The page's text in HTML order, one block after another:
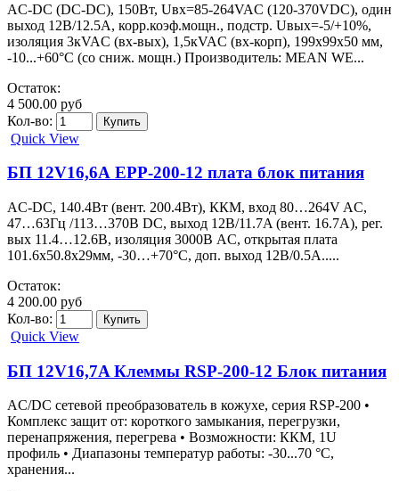
AC-DC (DC-DC), 150Вт, Uвх=85-264VAC (120-370VDC), один
выход 12В/12.5А, корр.коэф.мощн., подстр. Uвых=-5/+10%,
изоляция 3кVAC (вх-вых), 1,5кVAC (вх-корп), 199х99х50 мм,
-10...+60°С (со сниж. мощн.) Производитель: MEAN WE...
Остаток:
4 500.00 руб
Кол-во:
Quick View
БП 12V16,6А EPP-200-12 плата блок питания
AC-DC, 140.4Вт (вент. 200.4Вт), ККМ, вход 80…264V AC,
47…63Гц /113…370В DC, выход 12В/11.7A (вент. 16.7А), рег.
вых 11.4…12.6В, изоляция 3000В AC, открытая плата
101.6х50.8х29мм, -30…+70°С, доп. выход 12В/0.5А.....
Остаток:
4 200.00 руб
Кол-во:
Quick View
БП 12V16,7A Клеммы RSP-200-12 Блок питания
AC/DC сетевой преобразователь в кожухе, серия RSP-200 •
Комплекс защит от: короткого замыкания, перегрузки,
перенапряжения, перегрева • Возможности: ККМ, 1U
профиль • Диапазоны температур работы: -30...70 °C,
хранения...